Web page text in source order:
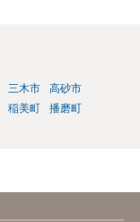
三木市
高砂市
稲美町
播磨町